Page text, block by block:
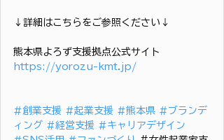
↓詳細はこちらをご参照ください↓
熊本県よろず支援拠点公式サイト
https://yorozu-kmt.jp/
#創業支援 #起業支援 #熊本県 #ブランデ
ィング #経営支援 #キャリアデザイン